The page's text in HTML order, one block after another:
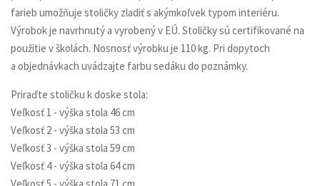
farieb umožňuje stoličky zladiť s akýmkoľvek typom interiéru.
Výrobok je navrhnutý a vyrobený v EÚ. Stoličky sú certifikované na
použitie v školách. Nosnosť výrobku je 110 kg. Pri dopytoch
a objednávkach uvádzajte farbu sedáku do poznámky.
Priraďte stoličku k doske stola:
Veľkosť 1 - výška stola 46 cm
Veľkosť 2 - výška stola 53 cm
Veľkosť 3 - výška stola 59 cm
Veľkosť 4 - výška stola 64 cm